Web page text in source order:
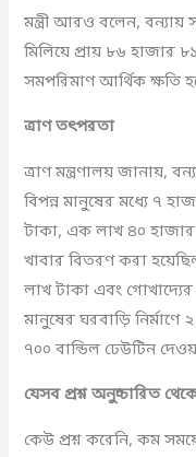
মন্ত্রী আরও বলেন,
মিলিয়ে প্রায় ৮৬ হাজার
সমপরিমাণ আর্থিক ক্ষতি
ত্রাণ তৎপরতা
ত্রাণ মন্ত্রণালয় জানায়,
বিপন্ন মানুষের মধ্যে ৭
টাকা, এক লাখ ৪০ হাজার
খাবার বিতরণ করা
লাখ টাকা এবং
মানুষের ঘরবাড়ি
৭০০ বান্ডিল ঢেউটিন
যেসব প্রশ্ন অনুচ্চারিত
কেউ প্রশ্ন করেনি, কম